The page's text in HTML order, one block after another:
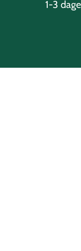
1-3 dage